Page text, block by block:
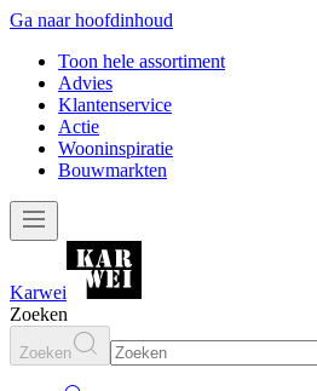
Ga naar hoofdinhoud
Toon hele assortiment
Advies
Klantenservice
Actie
Wooninspiratie
Bouwmarkten
Karwei
Zoeken
Zoeken